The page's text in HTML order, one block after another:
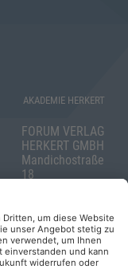
AKADEMIE HERKERT
FORUM VERLAG
HERKERT GMBH
Mandichostraße
18
Telefon: +49
(0)8233 381-123
Telefax: +49
(0)8233 381-222
E-Mail: